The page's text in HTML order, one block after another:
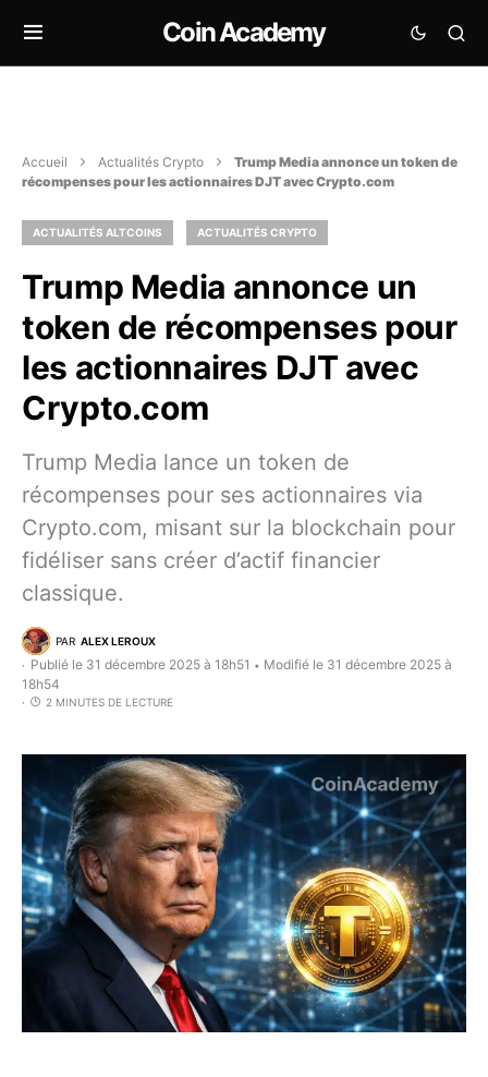
Coin Academy
Accueil Actualités Crypto
Trump Media annonce un token de
récompenses pour les actionnaires DJT avec Crypto.com
ACTUALITÉS ALTCOINS ACTUALITÉS CRYPTO
Trump Media annonce un
token de récompenses pour
les actionnaires DJT avec
Crypto.com
Trump Media lance un token de
récompenses pour ses actionnaires via
Crypto.com, misant sur la blockchain pour
fidéliser sans créer d’actif financier
classique.
PAR ALEX LEROUX
Publié le 31 décembre 2025 à 18h51 • Modifié le 31 décembre 2025 à
18h54
2 MINUTES DE LECTURE